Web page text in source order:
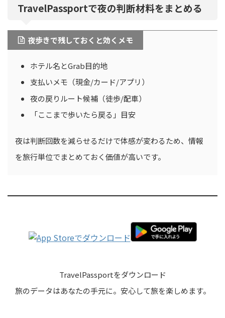
TravelPassportで夜の判断材料をまとめる
夜歩きで残しておくと効くメモ
ホテル名とGrab目的地
支払いメモ（現金/カード/アプリ）
夜の戻りルート候補（徒歩/配車）
「ここまで歩いたら戻る」目安
夜は判断回数を減らせるだけで体感が変わるため、情報
を旅行単位でまとめておく価値が高いです。
TravelPassportをダウンロード
旅のデータはあなたの手元に。安心して旅を楽しめます。